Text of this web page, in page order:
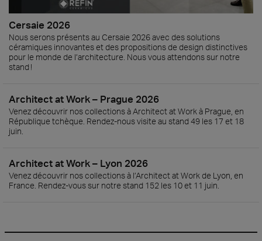
Cersaie 2026
Nous serons présents au Cersaie 2026 avec des solutions
céramiques innovantes et des propositions de design distinctives
pour le monde de l’architecture. Nous vous attendons sur notre
stand !
Architect at Work – Prague 2026
Venez découvrir nos collections à Architect at Work à Prague, en
République tchèque. Rendez-nous visite au stand 49 les 17 et 18
juin.
Architect at Work – Lyon 2026
Venez découvrir nos collections à l’Architect at Work de Lyon, en
France. Rendez-vous sur notre stand 152 les 10 et 11 juin.